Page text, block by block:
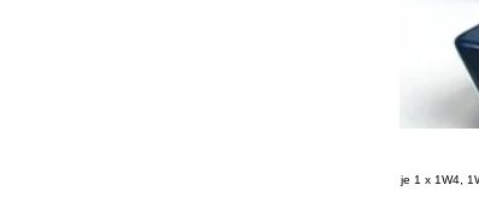
je 1 x 1W4,